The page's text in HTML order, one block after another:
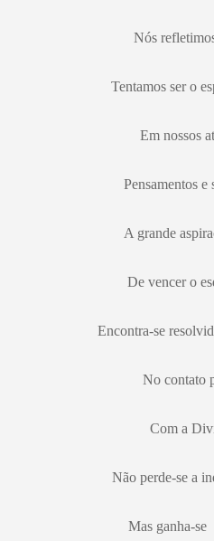
Nós
Tentamos ser o
Em nossos
Pensamentos e
A grande
De vencer o
Encontra-se
No contato
Com a
Não perde-se a
Mas ganha-se